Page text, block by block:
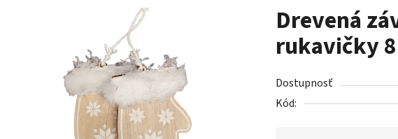
Drevená
rukavičky
Dostupnosť
Kód: